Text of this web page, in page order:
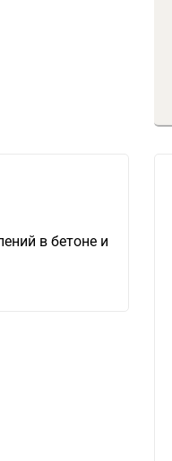
в бетоне и